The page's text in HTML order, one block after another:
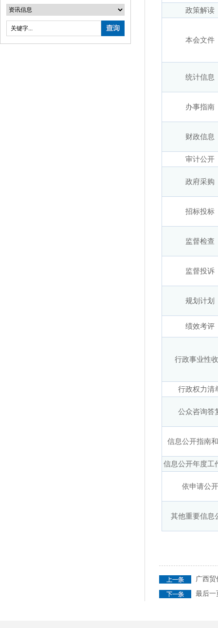
政策解读
本会文件
统计信息
办事指南
财政信息
审计公开
政府采购
招标投标
监督检查
监督投诉
规划计划
绩效考评
行政事业性
行政权力清
公众咨询答
信息公开指南
信息公开年度工
依申请公开
其他重要信息
广西贸
最后一